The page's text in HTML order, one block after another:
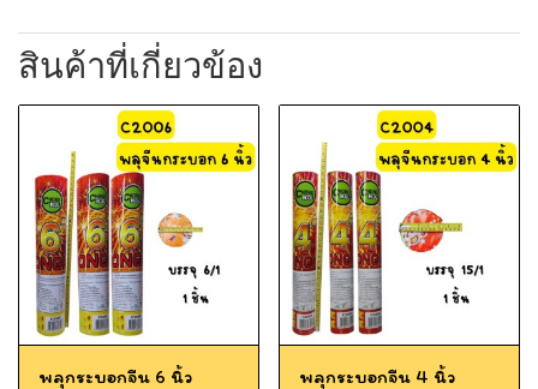
สินค้าที่เกี่ยวข้อง
พลุกระบอกจีน 6 นิ้ว
พลุกระบอกจีน 4 นิ้ว